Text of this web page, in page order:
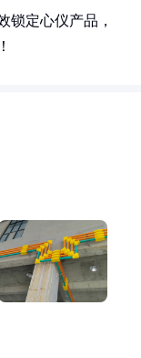
锁定心仪产品，